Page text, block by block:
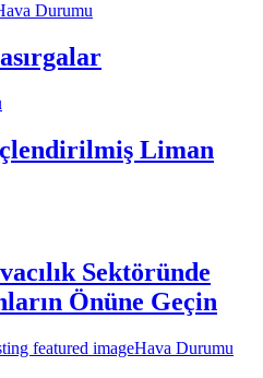
Durumu
Liman
Sektöründe
Önüne Geçin
Hava Durumu